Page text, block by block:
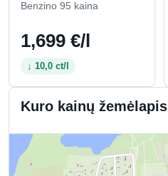
Benzino 95 kaina
1,699 €/l
↓ 10,0 ct/l
Kuro kainų žemėlapis